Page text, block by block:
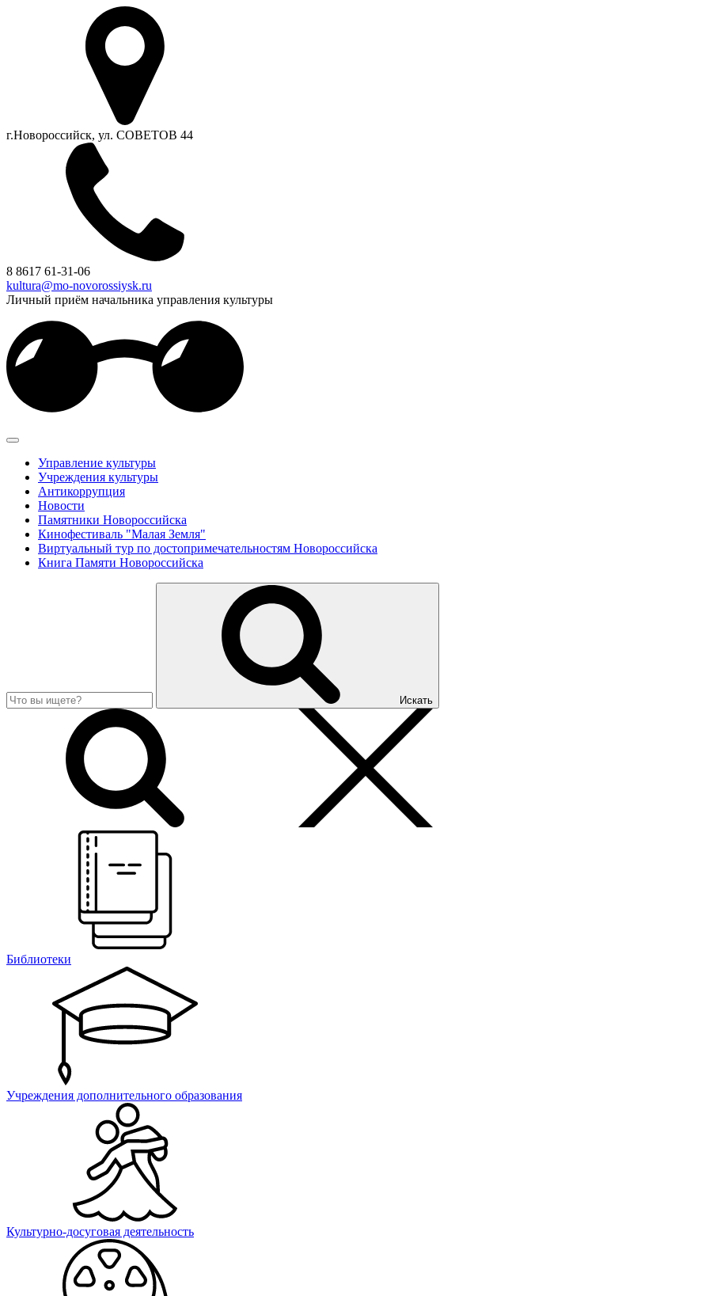
г.Новороссийск, ул. СОВЕТОВ 44
8 8617 61-31-06
kultura@mo-novorossiysk.ru
Личный приём начальника управления культуры
Управление культуры
Учреждения культуры
Антикоррупция
Новости
Памятники Новороссийска
Кинофестиваль "Малая Земля"
Виртуальный тур по достопримечательностям Новороссийска
Книга Памяти Новороссийска
Искать
Библиотеки
Учреждения дополнительного образования
Культурно-досуговая деятельность